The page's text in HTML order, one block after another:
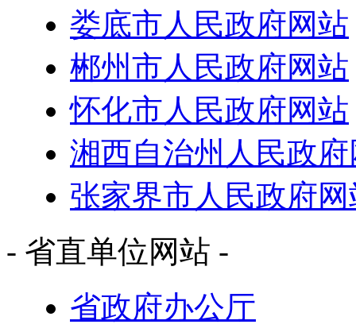
娄底市人民政府网站
郴州市人民政府网站
怀化市人民政府网站
湘西自治州人民政
张家界市人民政府网
- 省直单位网站 -
省政府办公厅